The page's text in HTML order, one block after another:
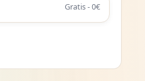
Gratis - 0€